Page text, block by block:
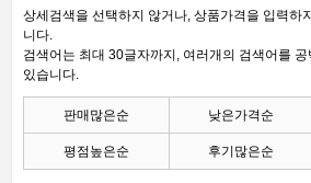
상세검색을 선택하지 않거나, 상품가격을 입력하
니다.
검색어는 최대 30글자까지, 여러개의 검색어를
있습니다.
판매많은순 낮은가격순
평점높은순 후기많은순